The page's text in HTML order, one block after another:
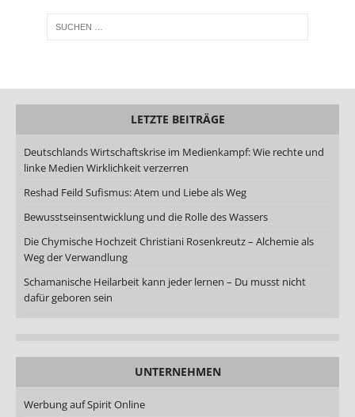
LETZTE BEITRÄGE
Deutschlands Wirtschaftskrise im Medienkampf: Wie rechte und
linke Medien Wirklichkeit verzerren
Reshad Feild Sufismus: Atem und Liebe als Weg
Bewusstseinsentwicklung und die Rolle des Wassers
Die Chymische Hochzeit Christiani Rosenkreutz – Alchemie als
Weg der Verwandlung
Schamanische Heilarbeit kann jeder lernen – Du musst nicht
dafür geboren sein
UNTERNEHMEN
Werbung auf Spirit Online